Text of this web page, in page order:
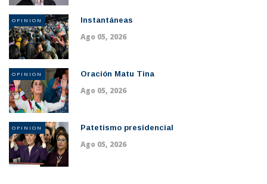
OPINION Instantáneas
Ago 05, 2026
OPINION Oración Matu Tina
Ago 05, 2026
OPINION Patetismo presidencial
Ago 05, 2026